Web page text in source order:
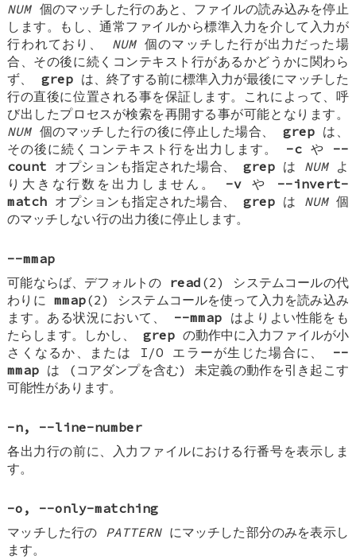
NUM個のマッチした行のあと、ファイルの読み込みを停止
します。もし、通常ファイルから標準入力を介して入力が
行われており、 NUM個のマッチした行が出力だった場
合、その後に続くコンテキスト行があるかどうかに関わら
ず、 grepは、終了する前に標準入力が最後にマッチした
行の直後に位置される事を保証します。これによって、呼
び出したプロセスが検索を再開する事が可能となります。
NUM個のマッチした行の後に停止した場合、 grepは、
その後に続くコンテキスト行を出力します。 -cや --
count オプションも指定された場合、grep は NUMよ
り大きな行数を出力しません。 -v や --invert-
match オプションも指定された場合、grep は NUM個
のマッチしない行の出力後に停止します。
--mmap
可能ならば、デフォルトの read (2) システムコールの代
わりに mmap(2) システムコールを使って入力を読み込み
ます。ある状況において、 --mmap はよりよい性能をも
たらします。しかし、 grepの動作中に入力ファイルが小
さくなるか、または I/O エラーが生じた場合に、 --
mmap は (コアダンプを含む) 未定義の動作を引き起こす
可能性があります。
-n, --line-number
各出力行の前に、入力ファイルにおける行番号を表示しま
す。
-o , --only-matching
マッチした行の PATTERNにマッチした部分のみを表示し
ます。